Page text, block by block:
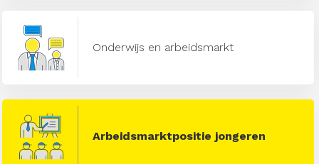
Onderwijs en arbeidsmarkt
Arbeidsmarktpositie jongeren